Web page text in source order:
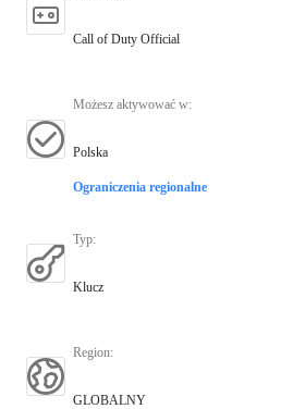
Call of Duty Official
Możesz aktywować w:
Polska
Ograniczenia regionalne
Typ:
Klucz
Region:
GLOBALNY